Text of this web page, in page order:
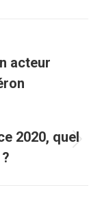
acteur
2020, quel